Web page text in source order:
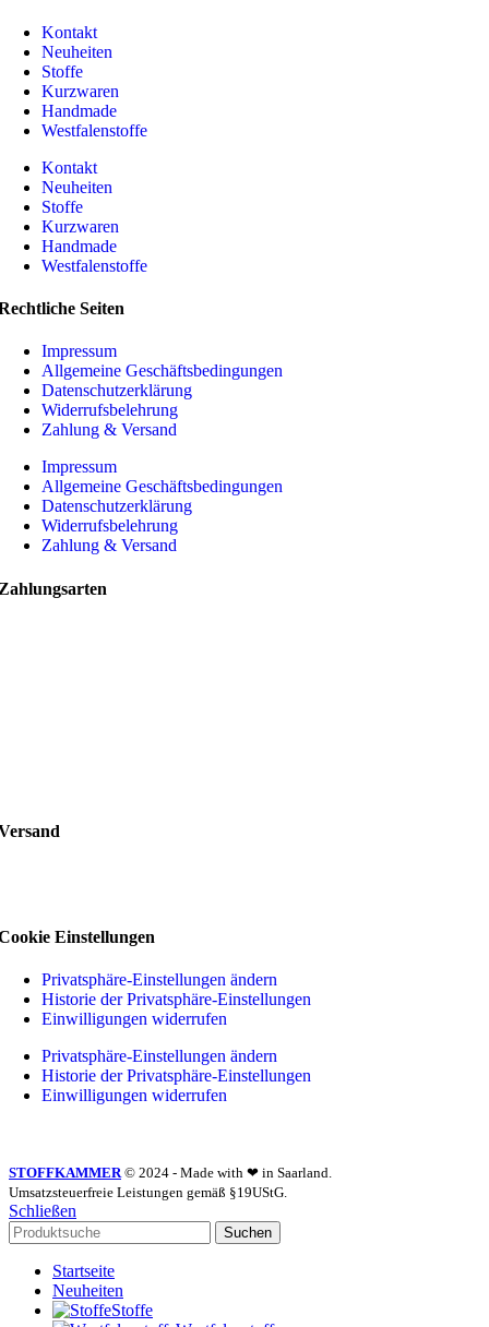
Kontakt
Neuheiten
Stoffe
Kurzwaren
Handmade
Westfalenstoffe
Kontakt
Neuheiten
Stoffe
Kurzwaren
Handmade
Westfalenstoffe
Seiten
Impressum
Allgemeine Geschäftsbedingungen
Datenschutzerklärung
Widerrufsbelehrung
Zahlung & Versand
Impressum
Allgemeine Geschäftsbedingungen
Datenschutzerklärung
Widerrufsbelehrung
Zahlung & Versand
Einstellungen
Privatsphäre-Einstellungen ändern
Historie der Privatsphäre-Einstellungen
Einwilligungen widerrufen
Privatsphäre-Einstellungen ändern
Historie der Privatsphäre-Einstellungen
Einwilligungen widerrufen
STOFFKAMMER© 2024 - Made with ❤ in Saarland.
Umsatzsteuerfreie Leistungen gemäß §19UStG.
Schließen
Suchen
Startseite
Neuheiten
Stoffe